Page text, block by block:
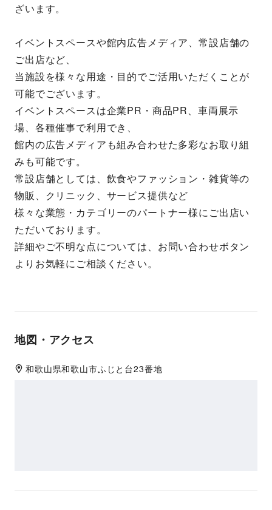
ざいます。
イベントスペースや館内広告メディア、常設店舗の
ご出店など、
当施設を様々な用途・目的でご活用いただくことが
可能でございます。
イベントスペースは企業PR・商品PR、車両展示
場、各種催事で利用でき、
館内の広告メディアも組み合わせた多彩なお取り組
みも可能です。
常設店舗としては、飲食やファッション・雑貨等の
物販、クリニック、サービス提供など
様々な業態・カテゴリーのパートナー様にご出店い
ただいております。
詳細やご不明な点については、お問い合わせボタン
よりお気軽にご相談ください。
地図・アクセス
和歌山県和歌山市ふじと台23番地